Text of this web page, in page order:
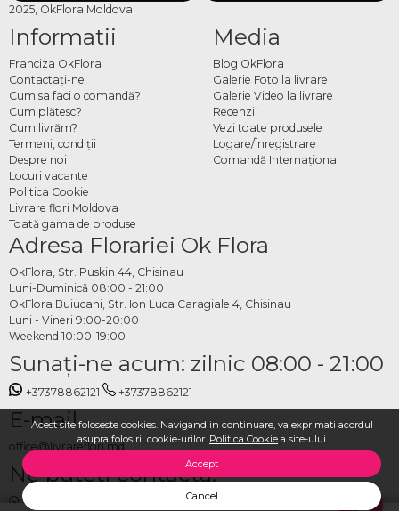
Acest site foloseste cookies. Navigand in continuare, va exprimati acordul
asupra folosirii cookie-urilor. Politica Cookie a site-ului
Accept
Cancel
2025, OkFlora Moldova
Informatii
Franciza OkFlora
Contactaţi-ne
Cum sa faci o comandă?
Cum plătesc?
Cum livrăm?
Termeni, condiţii
Despre noi
Locuri vacante
Politica Cookie
Livrare flori Moldova
Toată gama de produse
Media
Blog OkFlora
Galerie Foto la livrare
Galerie Video la livrare
Recenzii
Vezi toate produsele
Logare/Înregistrare
Comandă Internațional
Adresa Florariei Ok Flora
OkFlora, Str. Puskin 44, Chisinau
Luni-Duminică 08:00 - 21:00
OkFlora Buiucani, Str. Ion Luca Caragiale 4, Chisinau
Luni - Vineri 9:00-20:00
Weekend 10:00-19:00
Sunaţi-ne acum: zilnic 08:00 - 21:00
+37378862121 +37378862121
E-mail
office@livrareflori.md
Ne puteți contacta:
whatsapp